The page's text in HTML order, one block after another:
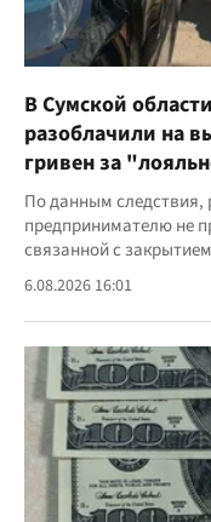
В Сумской
разоблачили на
гривен за
По данным следствия,
предпринимателю не
связанной с
6.08.2026 16:01